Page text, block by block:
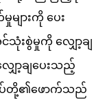
များကို ပေး
းစွဲမှုကို လျှော့ချ
ော့ချပေးသည့်
ပ်တို့၏ဖောက်သည်